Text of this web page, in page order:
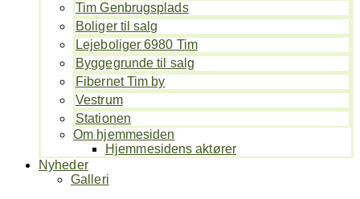
Tim Genbrugsplads
Boliger til salg
Lejeboliger 6980 Tim
Byggegrunde til salg
Fibernet Tim by
Vestrum
Stationen
Om hjemmesiden
Hjemmesidens aktører
Nyheder
Galleri